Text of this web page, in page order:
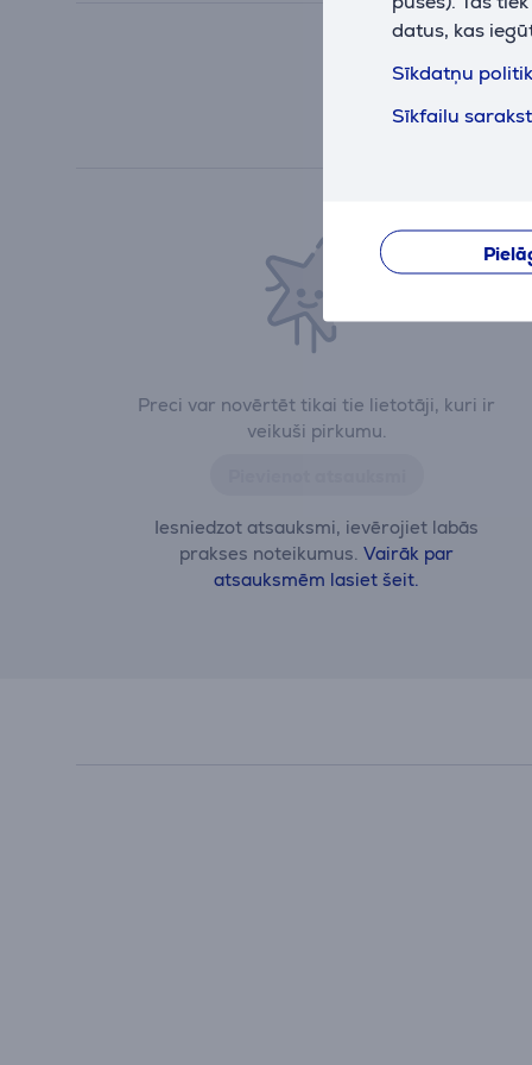
datus, kas
Sīkdatņu
Sīkfailu
Preci var novērtēt tikai tie lietotāji, kuri ir
veikuši pirkumu.
Iesniedzot atsauksmi, ievērojiet labās
prakses noteikumus.Vairāk par
atsauksmēm lasiet šeit.